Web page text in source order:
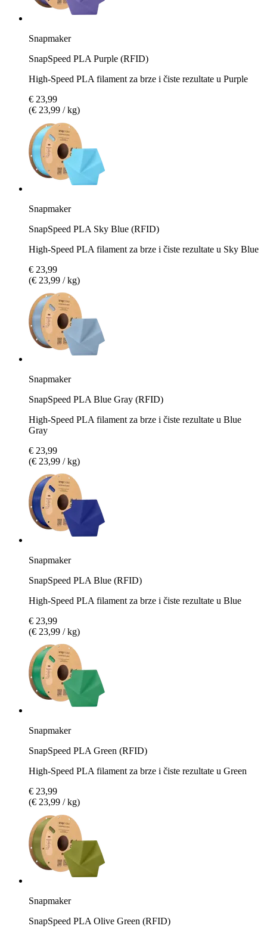
Snapmaker
SnapSpeed PLA Purple (RFID)
High-Speed PLA filament za brze i čiste rezultate u Purple
€ 23,99
(€ 23,99 / kg)
Snapmaker
SnapSpeed PLA Sky Blue (RFID)
High-Speed PLA filament za brze i čiste rezultate u Sky Blue
€ 23,99
(€ 23,99 / kg)
Snapmaker
SnapSpeed PLA Blue Gray (RFID)
High-Speed PLA filament za brze i čiste rezultate u Blue
Gray
€ 23,99
(€ 23,99 / kg)
Snapmaker
SnapSpeed PLA Blue (RFID)
High-Speed PLA filament za brze i čiste rezultate u Blue
€ 23,99
(€ 23,99 / kg)
Snapmaker
SnapSpeed PLA Green (RFID)
High-Speed PLA filament za brze i čiste rezultate u Green
€ 23,99
(€ 23,99 / kg)
Snapmaker
SnapSpeed PLA Olive Green (RFID)